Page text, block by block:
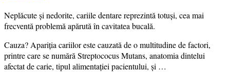
Neplăcute și nedorite, cariile dentare reprezintă totuși, cea mai
frecventă problemă apărută în cavitatea bucală.
Cauza? Apariția cariilor este cauzată de o multitudine de factori,
printre care se numără Streptococus Mutans, anatomia dintelui
afectat de carie, tipul alimentației pacientului, și …